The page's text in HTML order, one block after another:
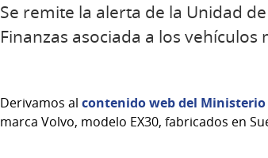
Se remite la alerta de la Unidad
Finanzas asociada a los vehículos
Derivamos al contenido web del Ministerio
marca Volvo, modelo EX30, fabricados en